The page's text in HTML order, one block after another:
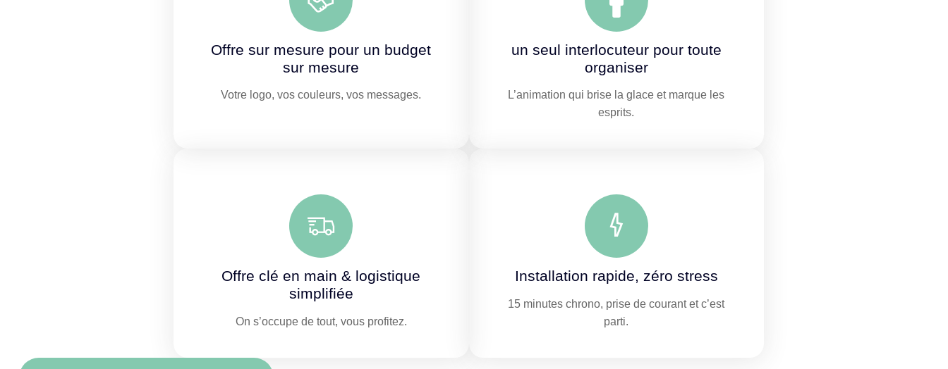
Offre sur mesure pour un budget
sur mesure
Votre logo, vos couleurs, vos messages.
un seul interlocuteur pour toute
organiser
L’animation qui brise la glace et marque les
esprits.
Offre clé en main & logistique
simplifiée
On s’occupe de tout, vous profitez.
Installation rapide, zéro stress
15 minutes chrono, prise de courant et c’est
parti.